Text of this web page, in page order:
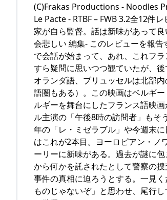
(C)Frakas Productions - Noodles
Le Pacte - RTBF – FWB 3.2全12件
家が自ら監督。話は新味があって
会悲しい 編集- このレビューを報
で会話が始まって、あれ、これフ
すら疑問に思いつつ観ていたが、
オランダ語、ブリュッセルは北部
語圏もある）。この映画はベルギ
ルギーを舞台にしたフランス語映
ル主演の「午後8時の訪問者」もそ
年の「レ・ミゼラブル」や今週末
はこれが2本目。ヨーロピアン・ノ
ーリーに新味がある。過去が謎に
から何かを託されたとして警察の
事件の真相に迫ろうとする。一見
ものじゃないぞ」と思わせ、尾行